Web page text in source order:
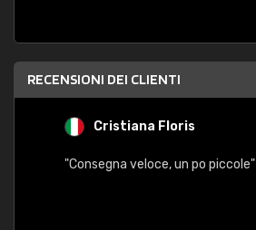
RECENSIONI DEI CLIENTI
Cristiana Floris
"Consegna veloce, un po piccole"